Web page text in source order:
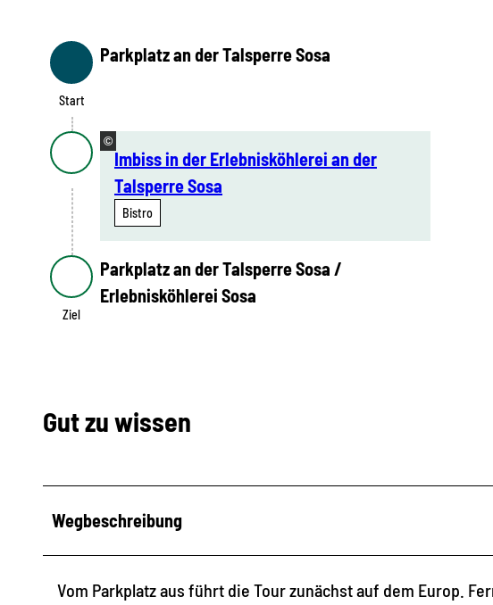
Start
Start
Parkplatz an der Talsperre Sosa
©
Imbiss in der Erlebnisköhlerei an der
Talsperre Sosa
Bistro
Ziel
Ziel
Parkplatz an der Talsperre Sosa /
Erlebnisköhlerei Sosa
Gut zu wissen
Wegbeschreibung
Vom Parkplatz aus führt die Tour zunächst auf dem Europ.